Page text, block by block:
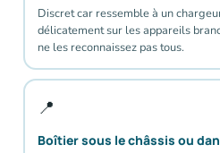
Discret car ressemble à un
délicatement sur les appareils
ne les reconnaissez pas tous.
📍
Boîtier sous le châssis ou